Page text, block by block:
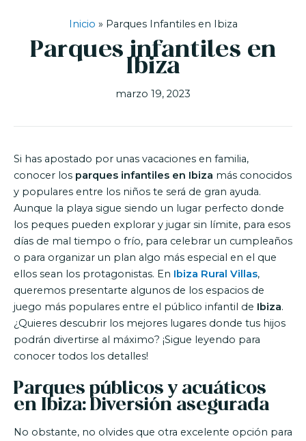
Inicio » Parques Infantiles en Ibiza
Parques infantiles en
Ibiza
marzo 19, 2023
Si has apostado por unas vacaciones en familia,
conocer los parques infantiles en Ibiza más conocidos
y populares entre los niños te será de gran ayuda.
Aunque la playa sigue siendo un lugar perfecto donde
los peques pueden explorar y jugar sin límite, para esos
días de mal tiempo o frío, para celebrar un cumpleaños
o para organizar un plan algo más especial en el que
ellos sean los protagonistas. En Ibiza Rural Villas,
queremos presentarte algunos de los espacios de
juego más populares entre el público infantil de Ibiza.
¿Quieres descubrir los mejores lugares donde tus hijos
podrán divertirse al máximo? ¡Sigue leyendo para
conocer todos los detalles!
Parques públicos y acuáticos
en Ibiza: Diversión asegurada
No obstante, no olvides que otra excelente opción para